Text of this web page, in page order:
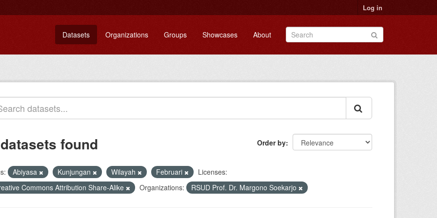
Log in
Datasets Organizations Groups Showcases About
Order by
found
Abiyasa Kunjungan Wilayah Februari
Licenses:
Commons Attribution Share-Alike
Organizations: RSUD Prof. Dr. Margono Soekarjo